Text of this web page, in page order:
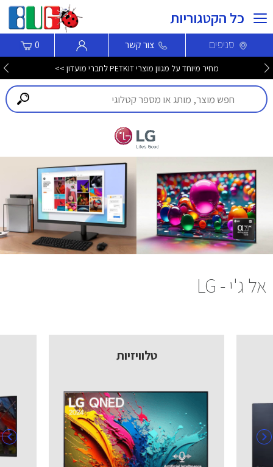
כל הקטגוריות
סניפים צור קשר 0
מחיר מיוחד על מגוון מוצרי PETKIT לחברי מועדון >>
אל ג'י - LG
טלוויזיות